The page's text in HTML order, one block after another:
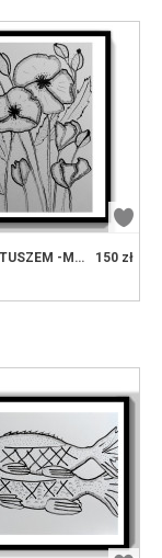
150 zł
RYSUNEK TUSZEM -MAKI